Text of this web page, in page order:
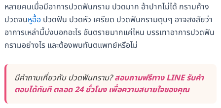
หลายคนเมื่อมีอาการปวดฟันกราม ปวดมาก อ้าปากไม่ได้ กรามค้าง
ปวดจนหูอื้อปวดฟัน ปวดหัว เครียด ปวดฟันกรามตุบๆ อาจสงสัยว่า
อาการเหล่านี้บ่งบอกอะไร อันตรายมากแค่ไหน บรรเทาอาการปวดฟัน
กรามอย่างไร และต้องพบทันตแพทย์หรือไม่
มีคำถามเกี่ยวกับ ปวดฟันกราม?สอบถามฟรีทาง LINE รับคำ
ตอบได้ทันที ตลอด 24 ชั่วโมง เพื่อความสบายใจของคุณ